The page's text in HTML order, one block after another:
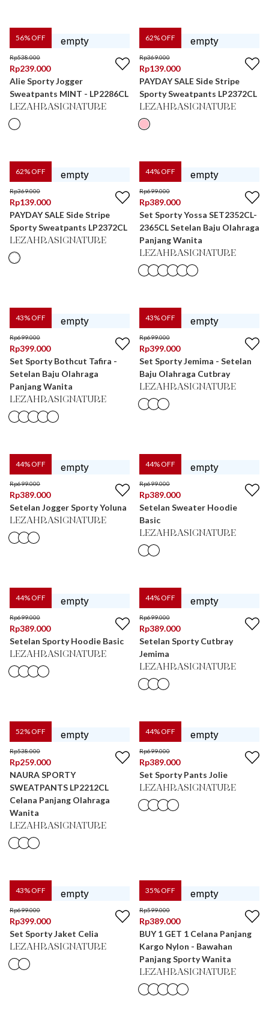
56% OFF
Rp538.000
Rp239.000
Alie Sporty Jogger
Sweatpants MINT - LP2286CL
LEZAHRASIGNATURE
62% OFF
Rp369.000
Rp139.000
PAYDAY SALE Side Stripe
Sporty Sweatpants LP2372CL
LEZAHRASIGNATURE
62% OFF
Rp369.000
Rp139.000
PAYDAY SALE Side Stripe
Sporty Sweatpants LP2372CL
LEZAHRASIGNATURE
44% OFF
Rp699.000
Rp389.000
Set Sporty Yossa SET2352CL-
2365CL Setelan Baju Olahraga
Panjang Wanita
LEZAHRASIGNATURE
43% OFF
Rp699.000
Rp399.000
Set Sporty Bothcut Tafira -
Setelan Baju Olahraga
Panjang Wanita
LEZAHRASIGNATURE
43% OFF
Rp699.000
Rp399.000
Set Sporty Jemima - Setelan
Baju Olahraga Cutbray
LEZAHRASIGNATURE
44% OFF
Rp699.000
Rp389.000
Setelan Jogger Sporty Yoluna
LEZAHRASIGNATURE
44% OFF
Rp699.000
Rp389.000
Setelan Sweater Hoodie
Basic
LEZAHRASIGNATURE
44% OFF
Rp699.000
Rp389.000
Setelan Sporty Hoodie Basic
LEZAHRASIGNATURE
44% OFF
Rp699.000
Rp389.000
Setelan Sporty Cutbray
Jemima
LEZAHRASIGNATURE
52% OFF
Rp538.000
Rp259.000
NAURA SPORTY
SWEATPANTS LP2212CL
Celana Panjang Olahraga
Wanita
LEZAHRASIGNATURE
44% OFF
Rp699.000
Rp389.000
Set Sporty Pants Jolie
LEZAHRASIGNATURE
43% OFF
Rp699.000
Rp399.000
Set Sporty Jaket Celia
LEZAHRASIGNATURE
35% OFF
Rp599.000
Rp389.000
BUY 1 GET 1 Celana Panjang
Kargo Nylon - Bawahan
Panjang Sporty Wanita
LEZAHRASIGNATURE